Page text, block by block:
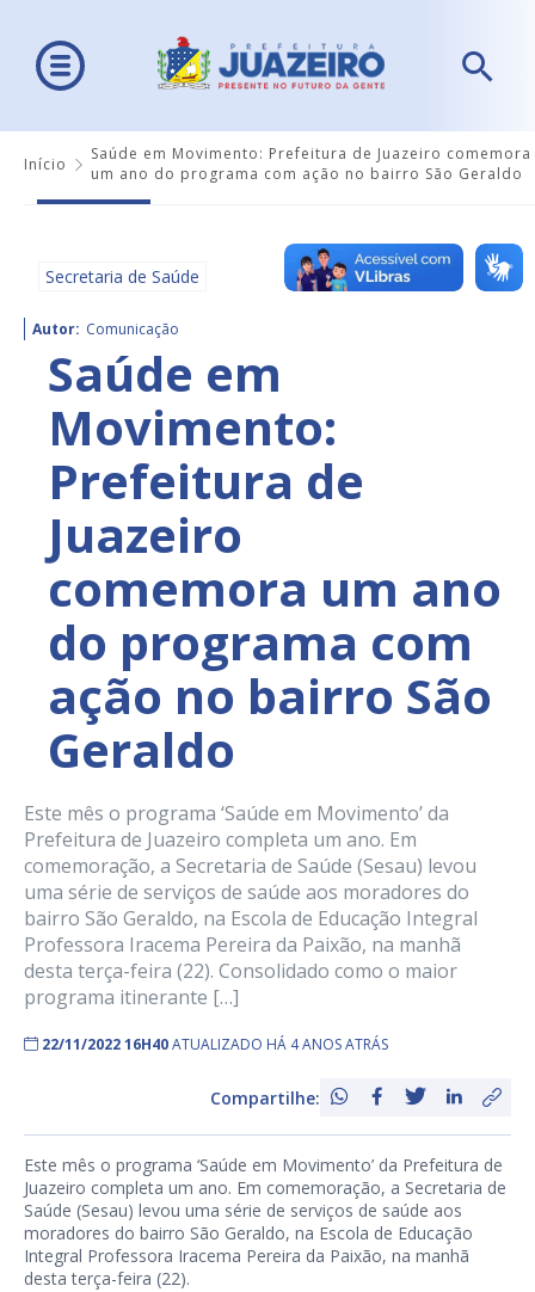
Início
Saúde em Movimento: Prefeitura de Juazeiro comemora
um ano do programa com ação no bairro São Geraldo
Secretaria de Saúde
Autor: Comunicação
Saúde em
Movimento:
Prefeitura de
Juazeiro
comemora um ano
do programa com
ação no bairro São
Geraldo
Este mês o programa ‘Saúde em Movimento’ da
Prefeitura de Juazeiro completa um ano. Em
comemoração, a Secretaria de Saúde (Sesau) levou
uma série de serviços de saúde aos moradores do
bairro São Geraldo, na Escola de Educação Integral
Professora Iracema Pereira da Paixão, na manhã
desta terça-feira (22). Consolidado como o maior
programa itinerante […]
22/11/2022 16H40ATUALIZADO HÁ 4 ANOS ATRÁS
Compartilhe:
Este mês o programa ‘Saúde em Movimento’ da Prefeitura de
Juazeiro completa um ano. Em comemoração, a Secretaria de
Saúde (Sesau) levou uma série de serviços de saúde aos
moradores do bairro São Geraldo, na Escola de Educação
Integral Professora Iracema Pereira da Paixão, na manhã
desta terça-feira (22).